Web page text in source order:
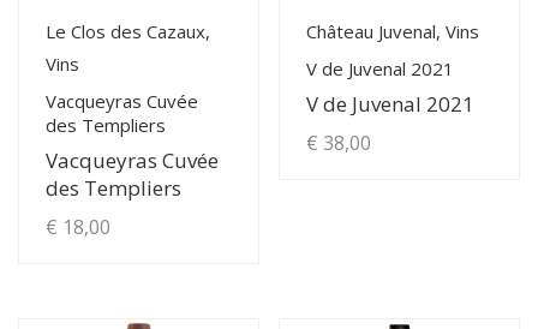
View Details
Le Clos des Cazaux,
Vins
Vacqueyras Cuvée
des Templiers
Vacqueyras Cuvée
des Templiers
€ 18,00
View Details
Château Juvenal, Vins
V de Juvenal 2021
V de Juvenal 2021
€ 38,00